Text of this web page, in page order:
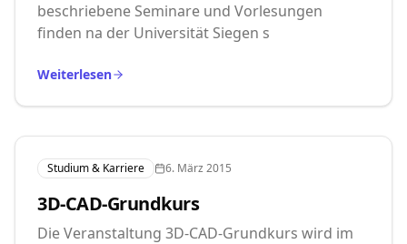
beschriebene Seminare und Vorlesungen
finden na der Universität Siegen s
Weiterlesen
Studium & Karriere 6. März 2015
3D-CAD-Grundkurs
Die Veranstaltung 3D-CAD-Grundkurs wird im